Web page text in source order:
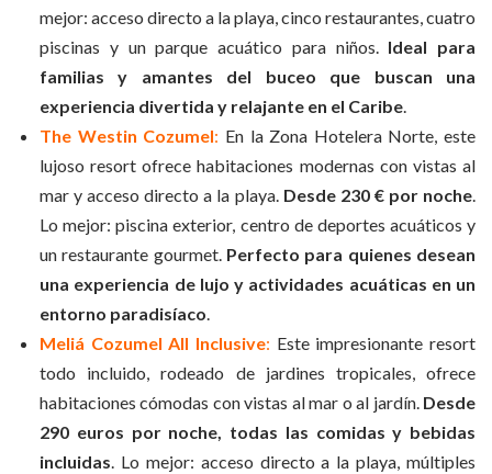
mejor: acceso directo a la playa, cinco restaurantes, cuatro
piscinas y un parque acuático para niños. Ideal para
familias y amantes del buceo que buscan una
experiencia divertida y relajante en el Caribe.
The Westin Cozumel: En la Zona Hotelera Norte, este
lujoso resort ofrece habitaciones modernas con vistas al
mar y acceso directo a la playa. Desde 230 € por noche.
Lo mejor: piscina exterior, centro de deportes acuáticos y
un restaurante gourmet. Perfecto para quienes desean
una experiencia de lujo y actividades acuáticas en un
entorno paradisíaco.
Meliá Cozumel All Inclusive: Este impresionante resort
todo incluido, rodeado de jardines tropicales, ofrece
habitaciones cómodas con vistas al mar o al jardín. Desde
290 euros por noche, todas las comidas y bebidas
incluidas. Lo mejor: acceso directo a la playa, múltiples